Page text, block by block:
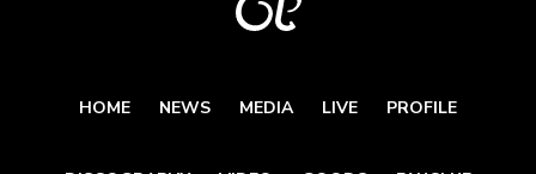
HOME NEWS MEDIA LIVE PROFILE